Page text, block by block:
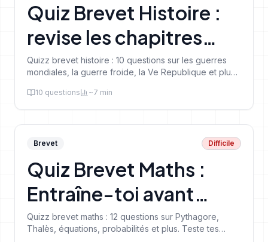
Quiz Brevet Histoire :
revise les chapitres
cles du programme
Quizz brevet histoire : 10 questions sur les guerres
mondiales, la guerre froide, la Ve Republique et plus.
10 questions ~7 min
Brevet Difficile
Quiz Brevet Maths :
Entraîne-toi avant
l'examen
Quizz brevet maths : 12 questions sur Pythagore,
Thalès, équations, probabilités et plus. Teste tes